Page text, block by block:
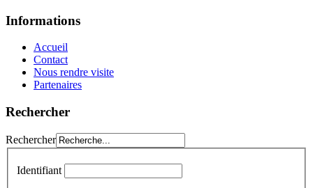
Informations
Accueil
Contact
Nous rendre visite
Partenaires
Rechercher
Rechercher
Identifiant